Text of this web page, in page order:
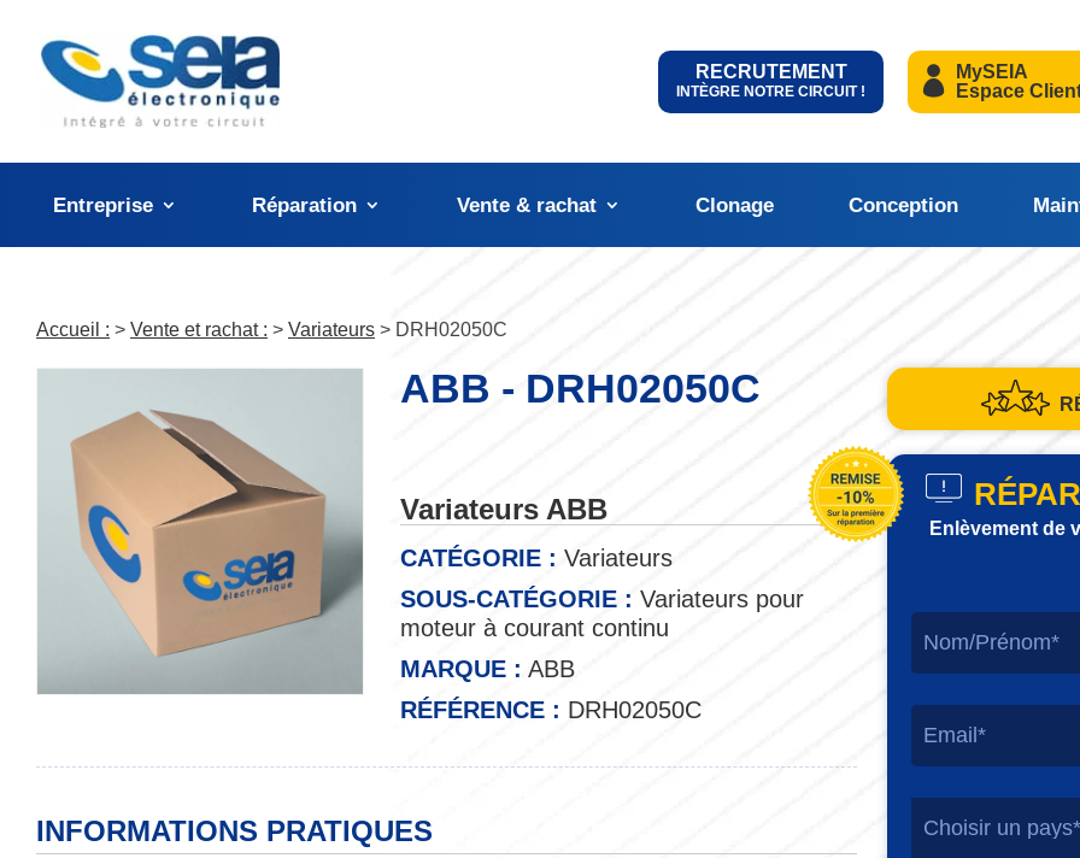
RECRUTEMENT
INTÈGRE NOTRE CIRCUIT !
MySEIA
Espace
Entreprise Réparation Vente & rachat Clonage Conception
Accueil : > Vente et rachat : > Variateurs > DRH02050C
ABB - DRH02050C
Variateurs ABB
CATÉGORIE : Variateurs
SOUS-CATÉGORIE : Variateurs pour
moteur à courant continu
MARQUE : ABB
RÉFÉRENCE : DRH02050C
INFORMATIONS PRATIQUES
Enlèvement de
Choisir un